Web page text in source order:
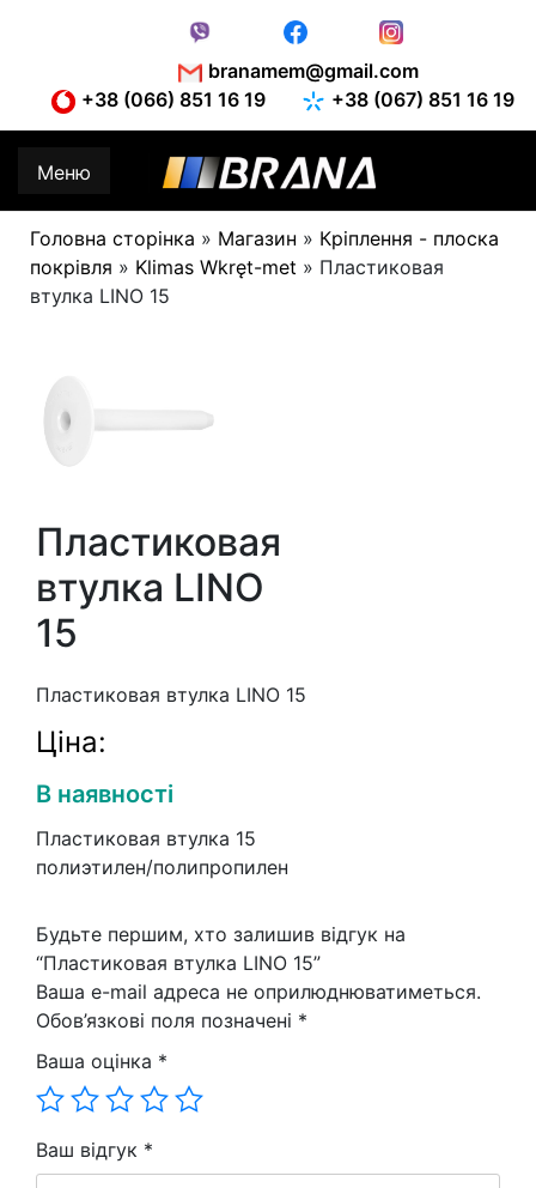
+38 (066) 851 16 19
+38 (067) 851 16 19
branamem@gmail.com
Меню
Головна сторінка » Магазин » Кріплення - плоска
покрівля » Klimas Wkręt-met » Пластиковая
втулка LINO 15
Пластиковая
втулка LINO
15
Пластиковая втулка LINO 15
Ціна:
В наявності
Пластиковая втулка 15
полиэтилен/полипропилен
Будьте першим, хто залишив відгук на
“Пластиковая втулка LINO 15”
Ваша e-mail адреса не оприлюднюватиметься.
Обов’язкові поля позначені *
Ваша оцінка *
Ваш відгук *